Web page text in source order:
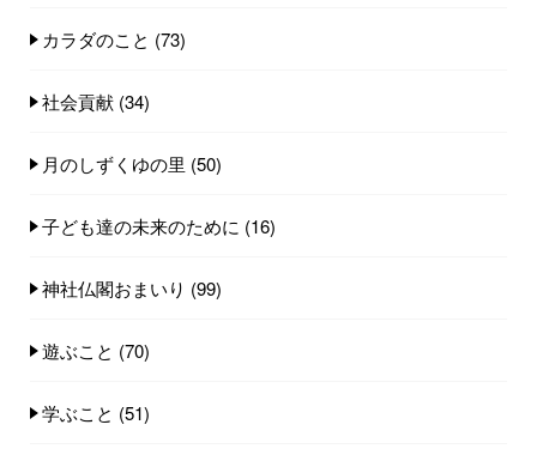
カラダのこと (73)
社会貢献 (34)
月のしずくゆの里 (50)
子ども達の未来のために (16)
神社仏閣おまいり (99)
遊ぶこと (70)
学ぶこと (51)